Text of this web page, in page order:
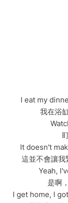
I eat my
我在浴
It doesn't
這並不會讓我
Yeah,
是啊
I get home, I